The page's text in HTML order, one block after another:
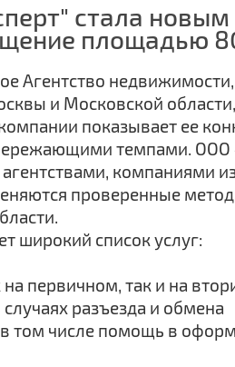
стала
площадью
Агентство
и Московской
показывает ее
темпами.
компаниями
проверенные
широкий список услуг:
первичном, так и на
разъезда и обмена
том числе помощь в